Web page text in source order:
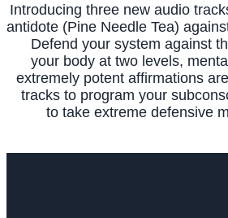
Introducing three new audio
antidote (Pine Needle Tea)
Defend your system against
your body at two levels,
extremely potent affirmations
tracks to program your
to take extreme defensive